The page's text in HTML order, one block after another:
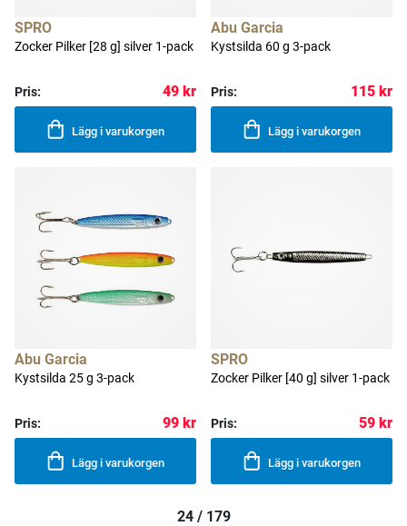
SPRO
Zocker Pilker [28 g] silver 1-pack
Pris: 49 kr
Lägg i varukorgen
Abu Garcia
Kystsilda 60 g 3-pack
Pris: 115 kr
Lägg i varukorgen
Abu Garcia
Kystsilda 25 g 3-pack
Pris: 99 kr
Lägg i varukorgen
SPRO
Zocker Pilker [40 g] silver 1-pack
Pris: 59 kr
Lägg i varukorgen
24 / 179